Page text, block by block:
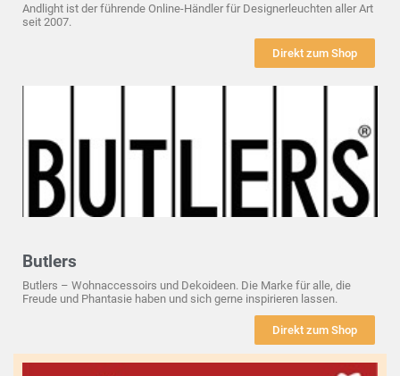
Andlight ist der führende Online-Händler für Designerleuchten aller Art
seit 2007.
Direkt zum Shop
Butlers
Butlers – Wohnaccessoirs und Dekoideen. Die Marke für alle, die
Freude und Phantasie haben und sich gerne inspirieren lassen.
Direkt zum Shop